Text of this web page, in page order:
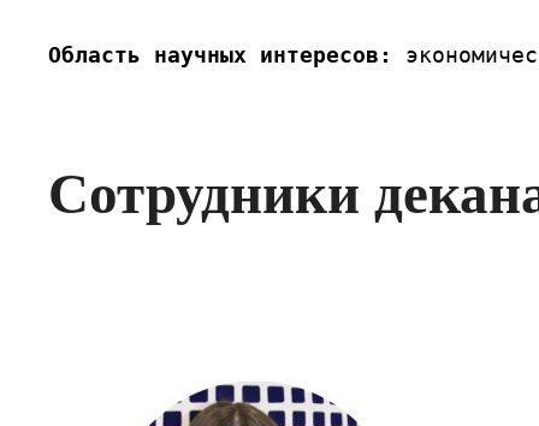
Область научных интересов:
Сотрудники